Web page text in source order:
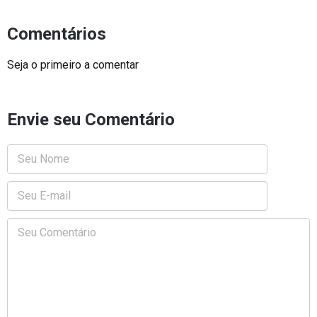
Comentários
Seja o primeiro a comentar
Envie seu Comentário